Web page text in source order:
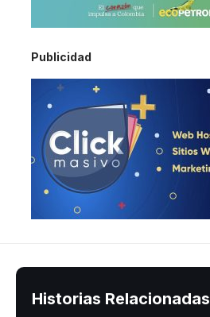
Publicidad
Historias Relacionadas